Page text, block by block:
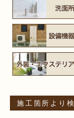
施工箇所より